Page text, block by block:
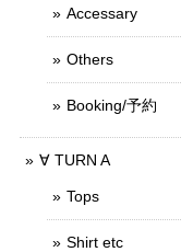
Accessary
Others
Booking/予約
∀ TURN A
Tops
Shirt etc